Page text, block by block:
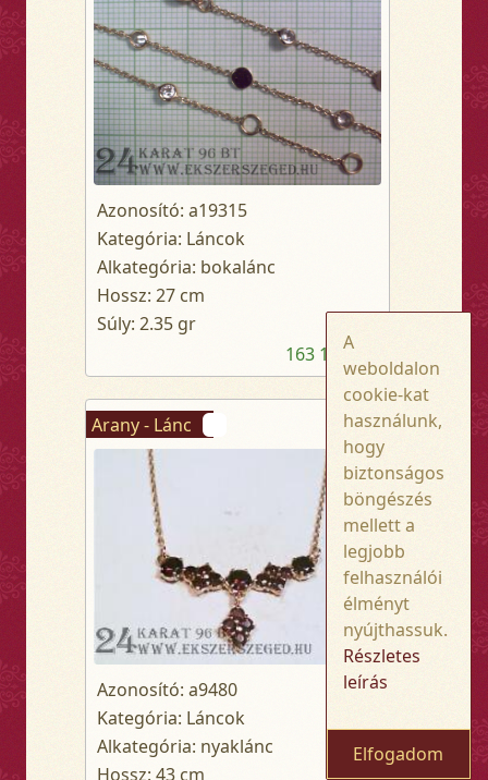
Azonosító: a19315
Kategória: Láncok
Alkategória: bokalánc
Hossz: 27 cm
Súly: 2.35 gr
163 100,- Ft
Arany - Lánc
Azonosító: a9480
Kategória: Láncok
Alkategória: nyaklánc
Hossz: 43 cm
A
weboldalon
cookie-kat
használunk,
hogy
biztonságos
böngészés
mellett a
legjobb
felhasználói
élményt
nyújthassuk.
Részletes
leírás
Elfogadom